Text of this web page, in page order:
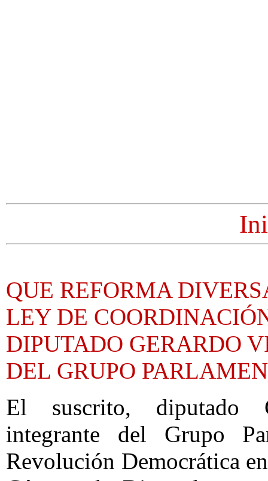
QUE REFORMA
LEY DE
DIPUTADO GERARDO
DEL GRUPO
El suscrito, diputado
integrante del Grupo
Revolución Democrática